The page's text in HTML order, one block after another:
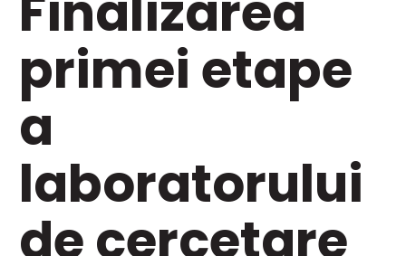
primei etape
a
laboratorului
de cercetare